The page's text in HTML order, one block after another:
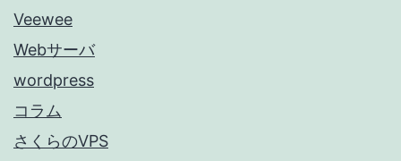
Veewee
Webサーバ
wordpress
コラム
さくらのVPS